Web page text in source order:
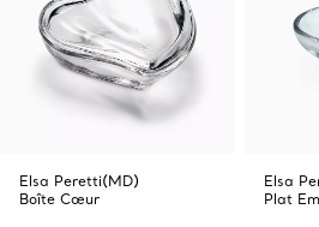
Elsa Peretti(MD)
Boîte Cœur
Elsa
Plat